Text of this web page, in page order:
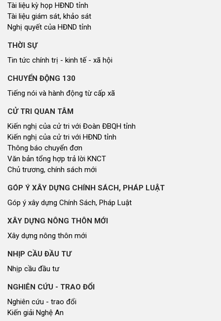
Tài liệu kỳ họp HĐND tỉnh
Tài liệu giám sát, khảo sát
Nghị quyết của HĐND tỉnh
THỜI SỰ
Tin tức chính trị - kinh tế - xã hội
CHUYỂN ĐỘNG 130
Tiếng nói và hành động từ cấp xã
CỬ TRI QUAN TÂM
Kiến nghị của cử tri với Đoàn ĐBQH tỉnh
Kiến nghị của cử tri với HĐND tỉnh
Thông báo chuyển đơn
Văn bản tổng hợp trả lời KNCT
Chủ trương, chính sách mới
GÓP Ý XÂY DỰNG CHÍNH SÁCH, PHÁP LUẬT
Góp ý xây dựng Chính Sách, Pháp Luật
XÂY DỰNG NÔNG THÔN MỚI
Xây dựng nông thôn mới
NHỊP CẦU ĐẦU TƯ
Nhịp cầu đầu tư
NGHIÊN CỨU - TRAO ĐỔI
Nghiên cứu - trao đổi
Kiến giải Nghệ An